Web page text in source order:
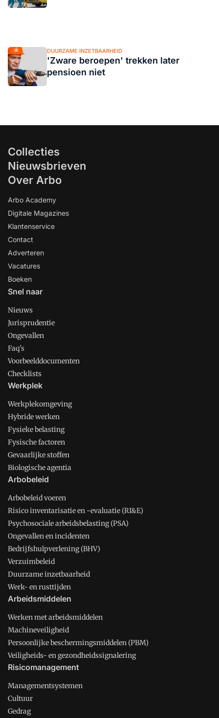
DUURZAME INZETBAARHEID
'Zware beroepen' trekken later
pensioen niet
Collecties
Nieuwsbrieven
Over Arbo
Arbo Academy
Digitale Magazines
Klantenservice
Contact
Adverteren
Vacatures
Boeken
Snel naar
Nieuws
Jurisprudentie
Ongevallen
Faq's
Voorbeelddocumenten
Checklists
Werkplek
Werkplekomgeving
Hybride werken
Fysieke belasting
Fysische factoren
Gevaarlijke stoffen
Biologische agentia
Arbobeleid
Arbobeleid voeren
Risico inventarisatie en -evaluatie (RI&E)
Psychosociale arbeidsbelasting (PSA)
Ongevallen en incidenten
Bedrijfshulpverlening (BHV)
Verzuimbeleid
Duurzame inzetbaarheid
Werk- en rusttijden
Arbeidsmiddelen
Werken met arbeidsmiddelen
Machineveiligheid
Persoonlijke beschermingsmiddelen (PBM)
Veiligheids- en gezondheidssignalering
Risicomanagement
Managementsystemen
Cultuur
Gedrag